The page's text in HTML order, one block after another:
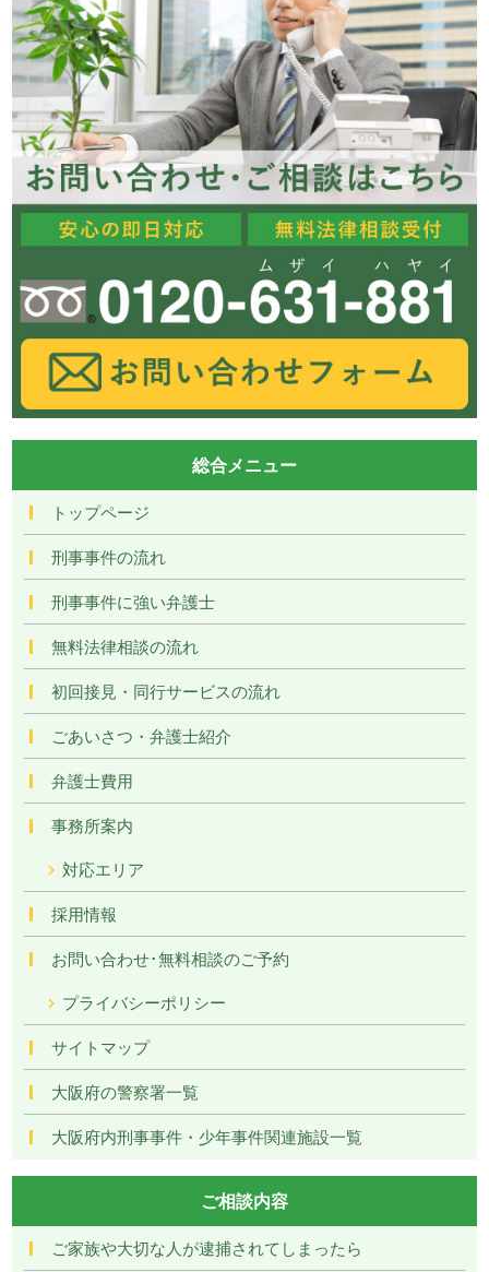
総合メニュー
トップページ
刑事事件の流れ
刑事事件に強い弁護士
無料法律相談の流れ
初回接見・同行サービスの流れ
ごあいさつ・弁護士紹介
弁護士費用
事務所案内
対応エリア
採用情報
お問い合わせ･無料相談のご予約
プライバシーポリシー
サイトマップ
大阪府の警察署一覧
大阪府内刑事事件・少年事件関連施設一覧
ご相談内容
ご家族や大切な人が逮捕されてしまったら